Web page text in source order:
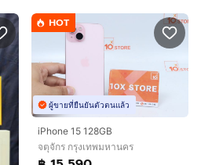
HOT
ผู้ขายที่ยืนยันตัวตนแล้ว
iPhone 15 128GB
จตุจักร กรุงเทพมหานคร